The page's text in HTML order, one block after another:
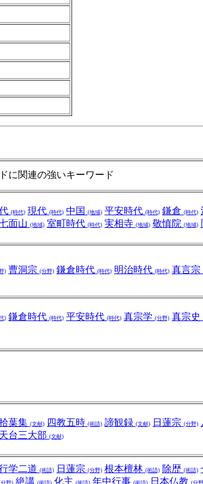
に関連の強いキーワード
(時代) 現代 (時代) 中国 (地域) 平安時代 (時代) 鎌倉 (時代)
面山 (地域) 室町時代 (時代) 実相寺 (地域) 敬慎院 (地域)
) 曹洞宗 (分野) 鎌倉時代 (時代) 明治時代 (時代) 真言宗
) 鎌倉時代 (時代) 平安時代 (時代) 真宗学 (分野) 真宗史
葉集 (文献) 四教五時 (術語) 諦観録 (文献) 日蓮宗 (分野)
天台三大部 (文献)
学二道 (術語) 日蓮宗 (分野) 根本檀林 (術語) 除歴 (術語)
野) 絶講 (術語) 化主 (術語) 年中行事 (術語) 日本仏教 (分